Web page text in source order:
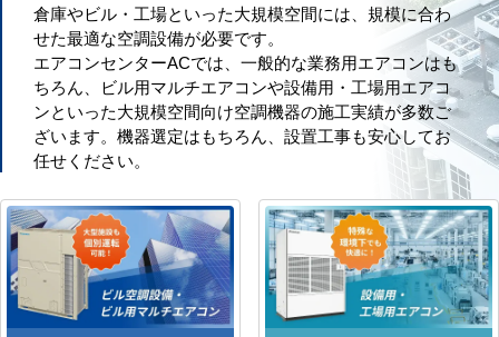
倉庫やビル・工場といった大規模空間には、規模に合わ
せた最適な空調設備が必要です。
エアコンセンターACでは、一般的な業務用エアコンはも
ちろん、ビル用マルチエアコンや設備用・工場用エアコ
ンといった大規模空間向け空調機器の施工実績が多数ご
ざいます。機器選定はもちろん、設置工事も安心してお
任せください。